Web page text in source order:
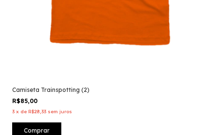
Camiseta Trainspotting (2)
R$85,00
3 x de R$28,33 sem juros
Comprar